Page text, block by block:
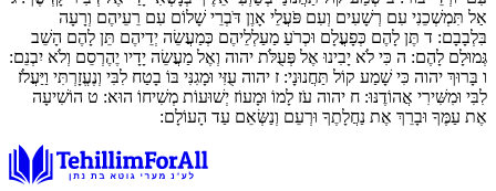
אַל תִּמְשְׁכֵנִי עִם רְשָׁעִים וְעִם פֹּעֲלֵי אָוֶן דֹּבְרֵי שָׁלוֹם עִם רֵעֵיהֶם וְרָעָה
בִּלְבָבָם: ד תֶּן לָהֶם כְּפָעֳלָם וּכְרֹעַ מַעַלְלֵיהֶם כְּמַעֲשֵׂה יְדֵיהֶם תֵּן לָהֶם הָשֵׁב
גְּמוּלָם לָהֶם: ה כִּי לֹא יָבִינוּ אֶל פְּעֻלֹּת יהוה וְאֶל מַעֲשֵׂה יָדָיו יֶהֶרְסֵם וְלֹא יִבְנֵם:
ו בָּרוּךְ יהוה כִּי שָׁמַע קוֹל תַּחֲנוּנָי: ז יהוה עֻזִּי וּמָגִנִּי בּוֹ בָטַח לִבִּי וְנֶעֱזָרְתִּי וַיַּעֲלֹז
לִבִּי וּמִשִּׁירִי אֲהוֹדֶנּוּ: ח יהוה עֹז לָמוֹ וּמָעוֹז יְשׁוּעוֹת מְשִׁיחוֹ הוּא: ט הוֹשִׁיעָה
אֶת עַמֶּךָ וּבָרֵךְ אֶת נַחֲלָתֶךָ וּרְעֵם וְנַשְּׂאֵם עַד הָעוֹלָם: